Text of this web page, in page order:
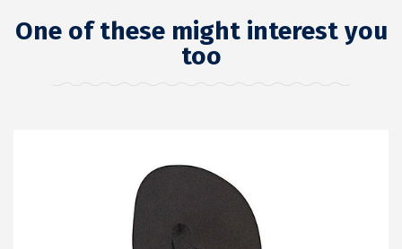
One of these might interest you
too